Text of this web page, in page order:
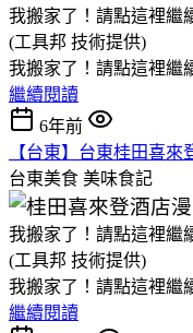
我搬家了！請點這裡繼
(工具邦 技術提供)
我搬家了！請點這裡繼
繼續閱讀
6年前
【台東】台東桂田喜來
台東美食 美味食記
我搬家了！請點這裡繼
(工具邦 技術提供)
我搬家了！請點這裡繼
繼續閱讀